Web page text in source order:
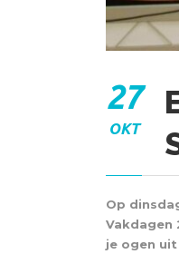
27
OKT
Op
Vakdagen
je ogen